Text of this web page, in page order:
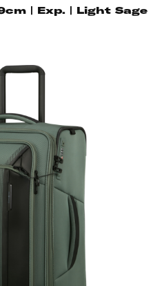
| Exp. | Light Sage